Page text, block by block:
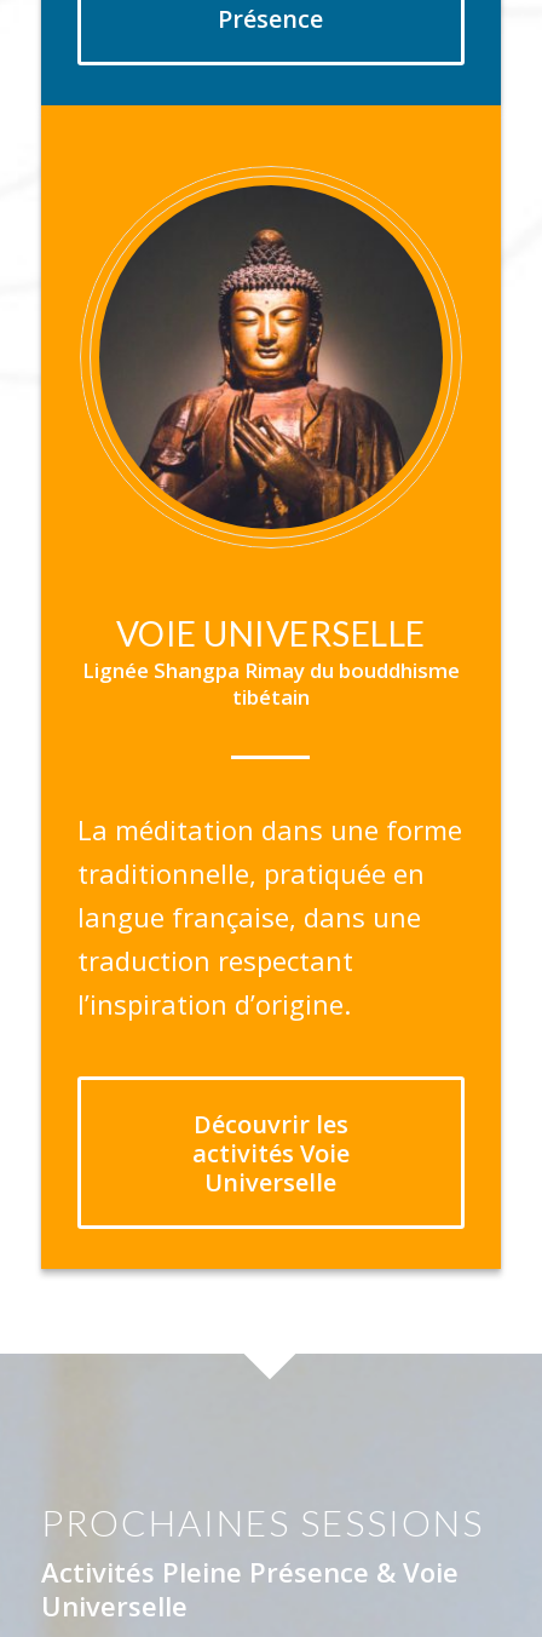
Présence
VOIE UNIVERSELLE
Lignée Shangpa Rimay du bouddhisme
tibétain
La méditation dans une forme
traditionnelle, pratiquée en
langue française, dans une
traduction respectant
l’inspiration d’origine.
Découvrir les
activités Voie
Universelle
PROCHAINES SESSIONS
Activités Pleine Présence & Voie
Universelle